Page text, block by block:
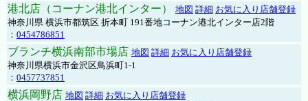
港北店（コーナン港北インター） 地図 詳細 お気に入り店舗登録
神奈川県 横浜市都筑区 折本町 191番地コーナン港北インター店2階
： 0454786851
ブランチ横浜南部市場店 地図 詳細 お気に入り店舗登録
神奈川県横浜市金沢区鳥浜町1-1
： 0457737851
横浜岡野店 地図 詳細 お気に入り店舗登録